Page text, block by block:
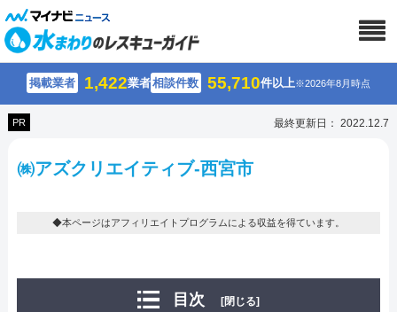
掲載業者 1,422業者相談件数 55,710件以上※2026年8月時点
PR 最終更新日： 2022.12.7
㈱アズクリエイティブ-西宮市
◆本ページはアフィリエイトプログラムによる収益を得ています。
目次 [閉じる]